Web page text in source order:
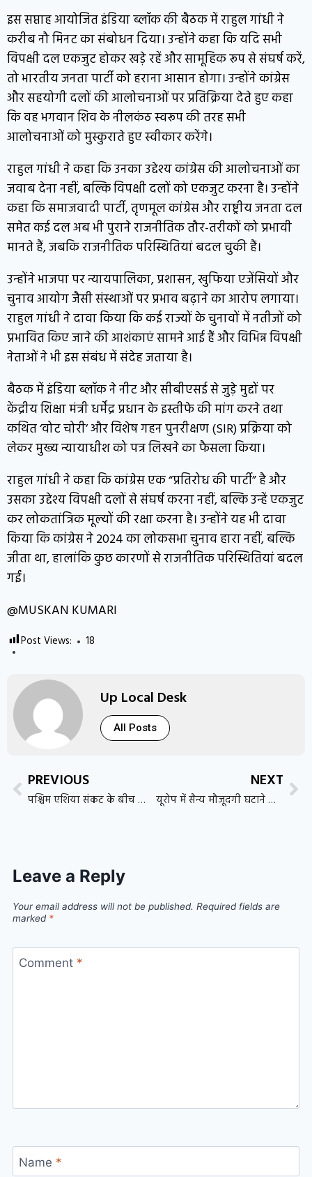
इस सप्ताह आयोजित इंडिया ब्लॉक की बैठक में राहुल गांधी ने
करीब नौ मिनट का संबोधन दिया। उन्होंने कहा कि यदि सभी
विपक्षी दल एकजुट होकर खड़े रहें और सामूहिक रूप से संघर्ष करें,
तो भारतीय जनता पार्टी को हराना आसान होगा। उन्होंने कांग्रेस
और सहयोगी दलों की आलोचनाओं पर प्रतिक्रिया देते हुए कहा
कि वह भगवान शिव के नीलकंठ स्वरूप की तरह सभी
आलोचनाओं को मुस्कुराते हुए स्वीकार करेंगे।
राहुल गांधी ने कहा कि उनका उद्देश्य कांग्रेस की आलोचनाओं का
जवाब देना नहीं, बल्कि विपक्षी दलों को एकजुट करना है। उन्होंने
कहा कि समाजवादी पार्टी, तृणमूल कांग्रेस और राष्ट्रीय जनता दल
समेत कई दल अब भी पुराने राजनीतिक तौर-तरीकों को प्रभावी
मानते हैं, जबकि राजनीतिक परिस्थितियां बदल चुकी हैं।
उन्होंने भाजपा पर न्यायपालिका, प्रशासन, खुफिया एजेंसियों और
चुनाव आयोग जैसी संस्थाओं पर प्रभाव बढ़ाने का आरोप लगाया।
राहुल गांधी ने दावा किया कि कई राज्यों के चुनावों में नतीजों को
प्रभावित किए जाने की आशंकाएं सामने आई हैं और विभिन्न विपक्षी
नेताओं ने भी इस संबंध में संदेह जताया है।
बैठक में इंडिया ब्लॉक ने नीट और सीबीएसई से जुड़े मुद्दों पर
केंद्रीय शिक्षा मंत्री धर्मेंद्र प्रधान के इस्तीफे की मांग करने तथा
कथित ‘वोट चोरी’ और विशेष गहन पुनरीक्षण (SIR) प्रक्रिया को
लेकर मुख्य न्यायाधीश को पत्र लिखने का फैसला किया।
राहुल गांधी ने कहा कि कांग्रेस एक “प्रतिरोध की पार्टी” है और
उसका उद्देश्य विपक्षी दलों से संघर्ष करना नहीं, बल्कि उन्हें एकजुट
कर लोकतांत्रिक मूल्यों की रक्षा करना है। उन्होंने यह भी दावा
किया कि कांग्रेस ने 2024 का लोकसभा चुनाव हारा नहीं, बल्कि
जीता था, हालांकि कुछ कारणों से राजनीतिक परिस्थितियां बदल
गईं।
@MUSKAN KUMARI
Post Views: 18
Up Local Desk
All Posts
PREVIOUS
पश्चिम एशिया संकट के बीच शांति की उम्मीद, अमेरिका-ईरान वार्ता जारी; हमलों में तीन भारतीय नाविकों की मौत
NEXT
यूरोप में सैन्य मौजूदगी घटाने की तैयारी में अमेरिका, नाटो अभियानों पर पड़ सकता है असर
Leave a Reply
Your email address will not be published. Required fields are
marked *
Comment *
Name *